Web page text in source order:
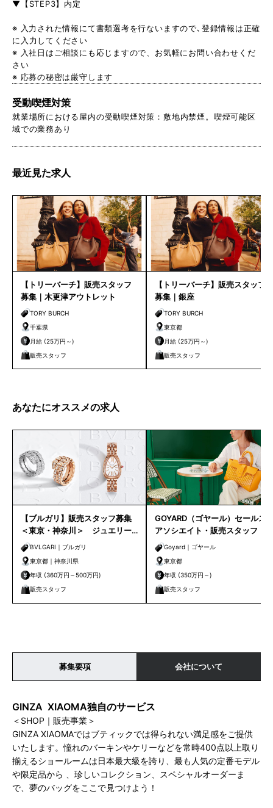
▼【STEP3】内定
※ 入力された情報にて書類選考を行ないますので､登録情報は正確
に入力してください
※ 入社日はご相談にも応じますので、お気軽にお問い合わせくだ
さい
※ 応募の秘密は厳守します
受動喫煙対策
就業場所における屋内の受動喫煙対策：敷地内禁煙。喫煙可能区
域での業務あり
最近見た求人
【トリーバーチ】販売スタッフ
募集｜木更津アウトレット
TORY BURCH
千葉県
月給 (25万円～)
販売スタッフ
【トリーバーチ】販売スタッフ
募集｜銀座
TORY BURCH
東京都
月給 (25万円～)
販売スタッフ
あなたにオススメの求人
【ブルガリ】販売スタッフ募集
＜東京・神奈川＞ ジュエリー
販売未経験OK！
BVLGARI｜ブルガリ
東京都｜神奈川県
年収 (360万円～500万円)
販売スタッフ
GOYARD（ゴヤール）セールス
アソシエイト・販売スタッフ｜
都内エリア
Goyard｜ゴヤール
東京都
年収 (350万円～)
販売スタッフ
募集要項 会社について
GINZA XIAOMA独自のサービス
＜SHOP｜販売事業＞
GINZA XIAOMAではブティックでは得られない満足感をご提供
いたします。憧れのバーキンやケリーなどを常時400点以上取り
揃えるショールームは日本最大級を誇り、最も人気の定番モデル
や限定品から 、珍しいコレクション、スペシャルオーダーま
で、夢のバッグをここで見つけよう！